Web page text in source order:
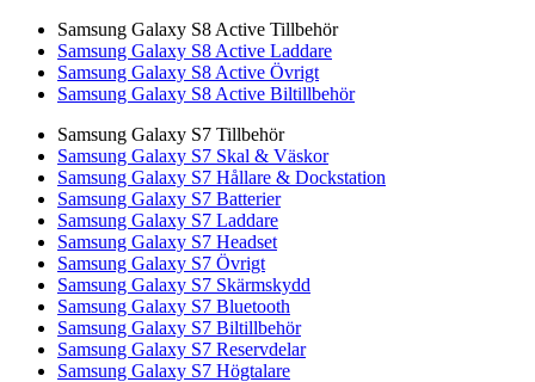
Samsung Galaxy S8 Active Tillbehör
Samsung Galaxy S8 Active Laddare
Samsung Galaxy S8 Active Övrigt
Samsung Galaxy S8 Active Biltillbehör
Samsung Galaxy S7 Tillbehör
Samsung Galaxy S7 Skal & Väskor
Samsung Galaxy S7 Hållare & Dockstation
Samsung Galaxy S7 Batterier
Samsung Galaxy S7 Laddare
Samsung Galaxy S7 Headset
Samsung Galaxy S7 Övrigt
Samsung Galaxy S7 Skärmskydd
Samsung Galaxy S7 Bluetooth
Samsung Galaxy S7 Biltillbehör
Samsung Galaxy S7 Reservdelar
Samsung Galaxy S7 Högtalare